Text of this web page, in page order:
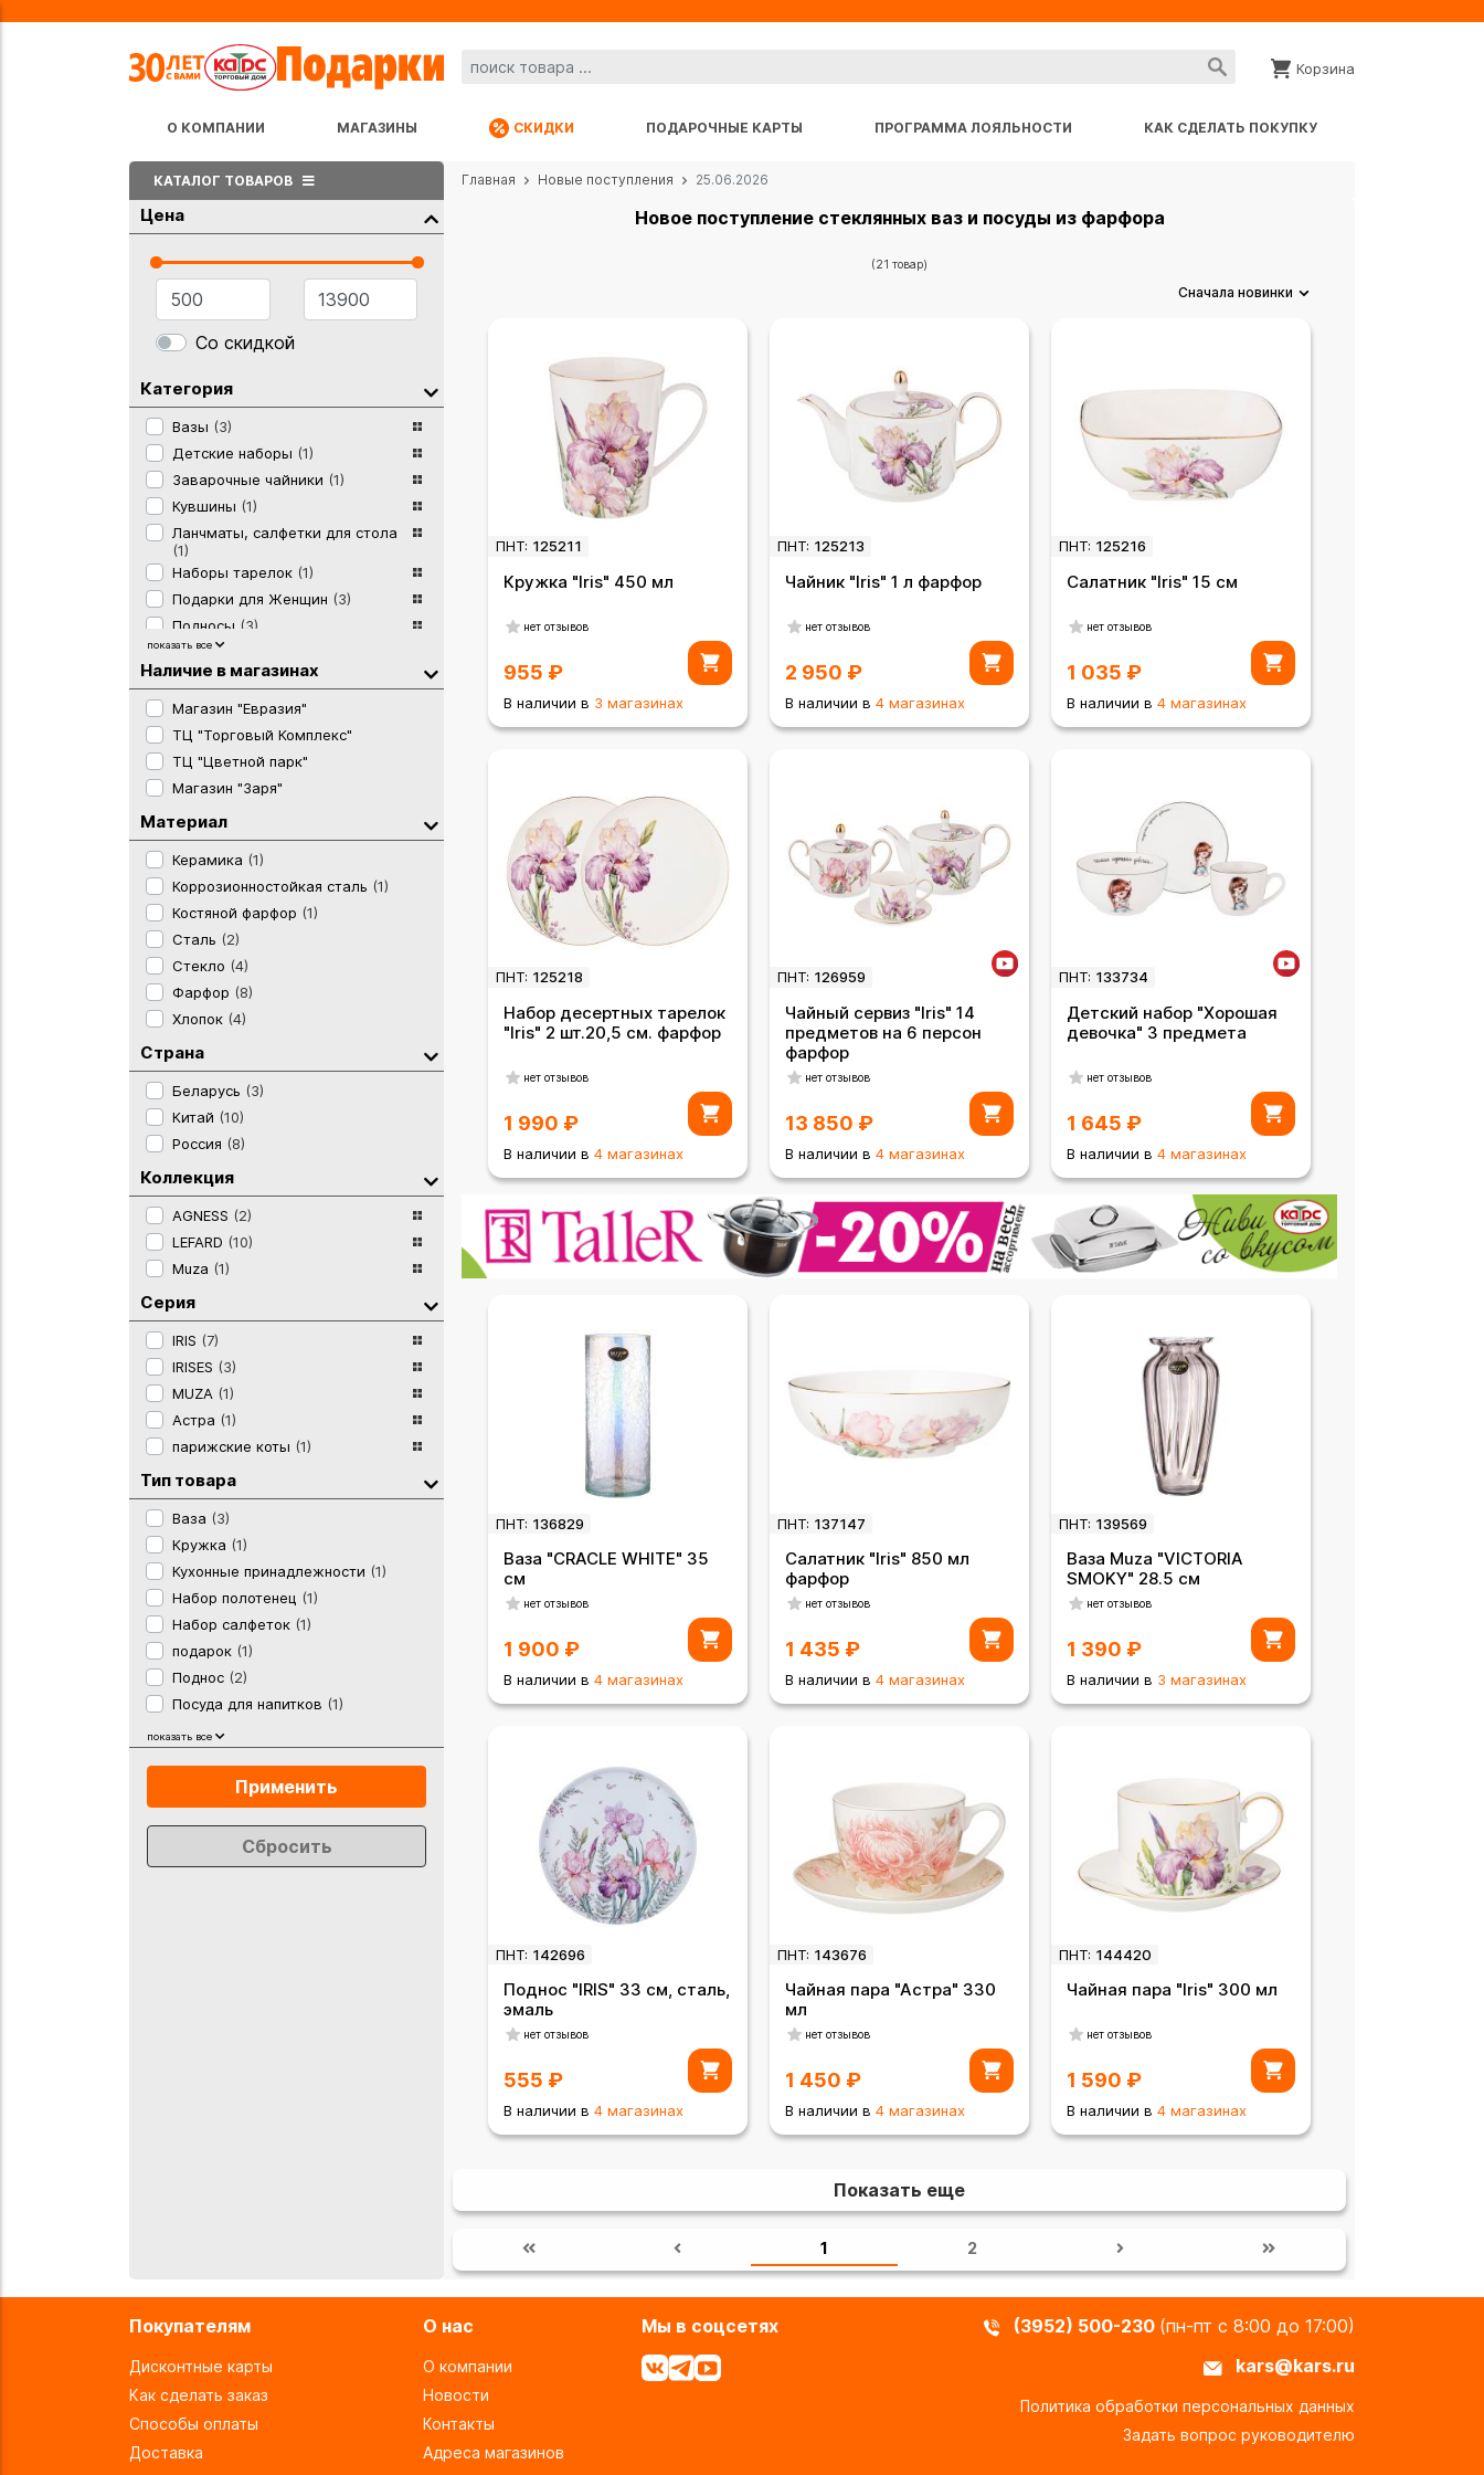
Корзина
О КОМПАНИИ МАГАЗИНЫ СКИДКИ ПОДАРОЧНЫЕ КАРТЫ ПРОГРАММА ЛОЯЛЬНОСТИ КАК СДЕЛАТЬ ПОКУПКУ
КАТАЛОГ ТОВАРОВ
Цена
Со скидкой
Категория
Вазы (3)
Детские наборы (1)
Заварочные чайники (1)
Кувшины (1)
Ланчматы, салфетки для стола
(1)
Наборы тарелок (1)
Подарки для Женщин (3)
Подносы (3)
Подставка под горячее
Полотенца, фартуки, прихватки,
Посуда и предметы сервировки
(1)
Салатники и пиалы
Текстиль(2)
Чайные кружки(1)
Чайные сервизы
показать все
Наличие в магазинах
Магазин "Евразия"
ТЦ "Торговый Комплекс"
ТЦ "Цветной парк"
Магазин "Заря"
Материал
Керамика (1)
Коррозионностойкая сталь (1)
Костяной фарфор (1)
Сталь (2)
Стекло (4)
Фарфор (8)
Хлопок (4)
Страна
Беларусь (3)
Китай (10)
Россия (8)
Коллекция
AGNESS (2)
LEFARD (10)
Muza (1)
Серия
IRIS (7)
IRISES (3)
MUZA (1)
Астра (1)
парижские коты (1)
Тип товара
Ваза (3)
Кружка (1)
Кухонные принадлежности (1)
Набор полотенец (1)
Набор салфеток (1)
подарок (1)
Поднос (2)
Посуда для напитков (1)
Посуда для сервировки стола
Столовая посуда(3)
Текстиль(3)
Чайная пара(2)
показать все
Применить
Сбросить
Главная Новые поступления 25.06.2026
Новое поступление стеклянных ваз и посуды из фарфора
(21 товар)
Сначала новинки
ПНТ: 125211
Кружка "Iris" 450 мл
нет отзывов
955 ₽
В наличии в 3 магазинах
ПНТ: 125213
Чайник "Iris" 1 л фарфор
нет отзывов
2 950 ₽
В наличии в 4 магазинах
ПНТ: 125216
Салатник "Iris" 15 см
нет отзывов
1 035 ₽
В наличии в 4 магазинах
ПНТ: 125218
Набор десертных тарелок
"Iris" 2 шт.20,5 см. фарфор
нет отзывов
1 990 ₽
В наличии в 4 магазинах
ПНТ: 126959
Чайный сервиз "Iris" 14
предметов на 6 персон
фарфор
нет отзывов
13 850 ₽
В наличии в 4 магазинах
ПНТ: 133734
Детский набор "Хорошая
девочка" 3 предмета
нет отзывов
1 645 ₽
В наличии в 4 магазинах
ПНТ: 136829
Ваза "CRACLE WHITE" 35
см
нет отзывов
1 900 ₽
В наличии в 4 магазинах
ПНТ: 137147
Салатник "Iris" 850 мл
фарфор
нет отзывов
1 435 ₽
В наличии в 4 магазинах
ПНТ: 139569
Ваза Muza "VICTORIA
SMOKY" 28.5 см
нет отзывов
1 390 ₽
В наличии в 3 магазинах
ПНТ: 142696
Поднос "IRIS" 33 см, сталь,
эмаль
нет отзывов
555 ₽
В наличии в 4 магазинах
ПНТ: 143676
Чайная пара "Астра" 330
мл
нет отзывов
1 450 ₽
В наличии в 4 магазинах
ПНТ: 144420
Чайная пара "Iris" 300 мл
нет отзывов
1 590 ₽
В наличии в 4 магазинах
Показать еще
1 2
Покупателям
Дисконтные карты
Как сделать заказ
Способы оплаты
Доставка
О нас
О компании
Новости
Контакты
Адреса магазинов
Мы в соцсетях (3952) 500-230 (пн-пт с 8:00 до 17:00)
kars@kars.ru
Политика обработки персональных данных
Задать вопрос руководителю